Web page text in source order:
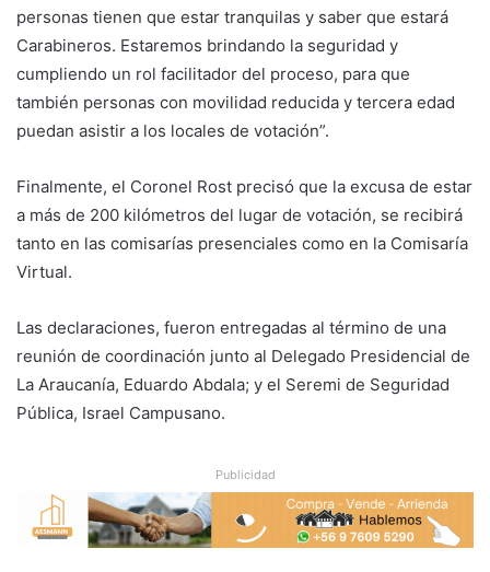
personas tienen que estar tranquilas y saber que estará
Carabineros. Estaremos brindando la seguridad y
cumpliendo un rol facilitador del proceso, para que
también personas con movilidad reducida y tercera edad
puedan asistir a los locales de votación”.
Finalmente, el Coronel Rost precisó que la excusa de estar
a más de 200 kilómetros del lugar de votación, se recibirá
tanto en las comisarías presenciales como en la Comisaría
Virtual.
Las declaraciones, fueron entregadas al término de una
reunión de coordinación junto al Delegado Presidencial de
La Araucanía, Eduardo Abdala; y el Seremi de Seguridad
Pública, Israel Campusano.
Publicidad